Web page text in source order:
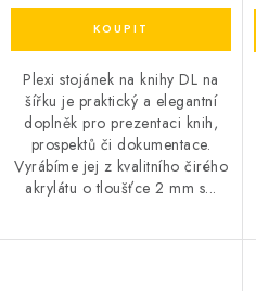
Plexi stojánek na knihy DL na
šířku je praktický a elegantní
doplněk pro prezentaci knih,
prospektů či dokumentace.
Vyrábíme jej z kvalitního čirého
akrylátu o tloušťce 2 mm s...